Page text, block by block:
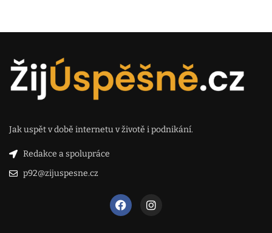
Jak uspět v době internetu v životě i podnikání.
Redakce a spolupráce
p92@zijuspesne.cz